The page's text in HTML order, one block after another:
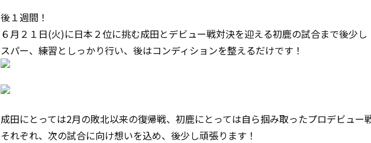
後１週間！
６月２１日(火)に日本２位に挑む成田とデビュー戦対決を迎える初鹿の試合まで後少し
スパー、練習としっかり行い、後はコンディションを整えるだけです！
成田にとっては2月の敗北以来の復帰戦、初鹿にとっては自ら掴み取ったプロデビュー
それぞれ、次の試合に向け想いを込め、後少し頑張ります！